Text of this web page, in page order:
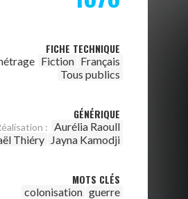
FICHE TECHNIQUE
Fiction Français
Tous publics
GÉNÉRIQUE
: Aurélia Raoull
Thiéry Jayna Kamodji
MOTS CLÉS
colonisation guerre